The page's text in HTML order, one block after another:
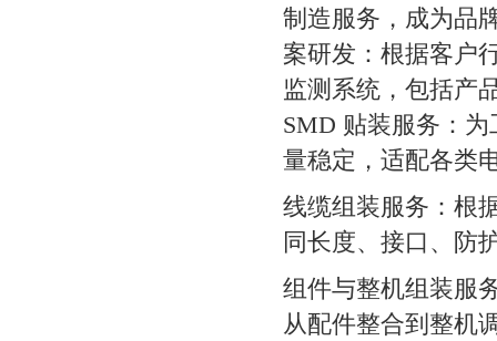
制造服务，成为品
案研发：根据客户
监测系统，包括产
SMD 贴装服务：
量稳定，适配各类
线缆组装服务：根
同长度、接口、防
组件与整机组装服
从配件整合到整机